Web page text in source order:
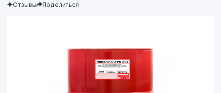
Отзывы Поделиться